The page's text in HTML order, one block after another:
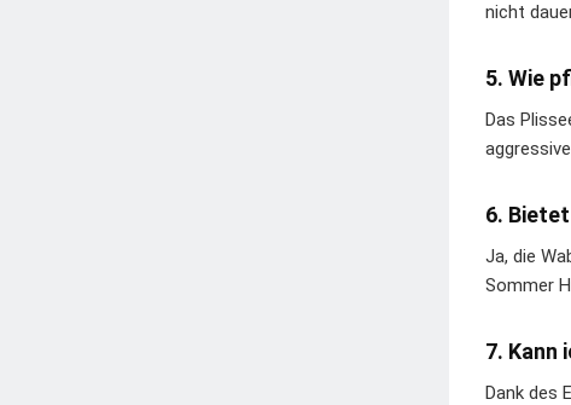
nicht
5. Wie
Das
6.
Ja, die
Sommer
7. Kann
Dank des